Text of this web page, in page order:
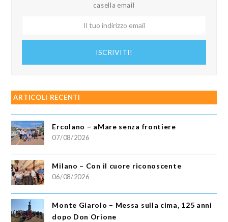
casella email
ISCRIVITI!
ARTICOLI RECENTI
Ercolano – aMare senza frontiere
07/08/2026
Milano – Con il cuore riconoscente
06/08/2026
Monte Giarolo – Messa sulla cima, 125 anni
dopo Don Orione